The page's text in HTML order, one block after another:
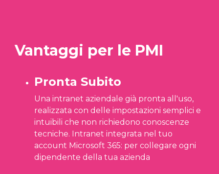
Vantaggi per le PMI
Pronta Subito
Una intranet aziendale già pronta all'uso,
realizzata con delle impostazioni semplici e
intuibili che non richiedono conoscenze
tecniche. Intranet integrata nel tuo
account Microsoft 365: per collegare ogni
dipendente della tua azienda